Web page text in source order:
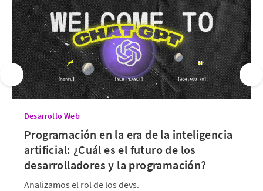
Desarrollo Web
Programación en la era de la inteligencia
artificial: ¿Cuál es el futuro de los
desarrolladores y la programación?
Analizamos el rol de los devs.